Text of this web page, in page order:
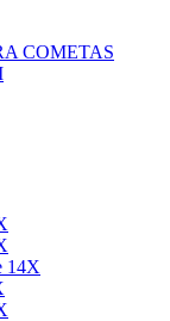
COMETAS
14X